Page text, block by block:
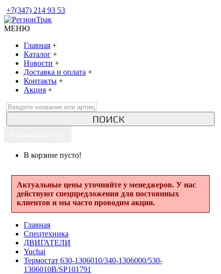
+7(347) 214 93 53
МЕНЮ
Главная +
Каталог +
Новости +
Доставка и оплата +
Контакты +
Акция +
ПОИСК
В корзине пусто!
Актуальные цены уточняйте у менеджеров. У нас
действуют спецпредложения для постоянных
клиентов и мы часто проводим акции.
Главная
Спецтехника
ДВИГАТЕЛИ
Yuchai
Термостат 630-1306010/340-1306000/530-
1306010B/SP101791